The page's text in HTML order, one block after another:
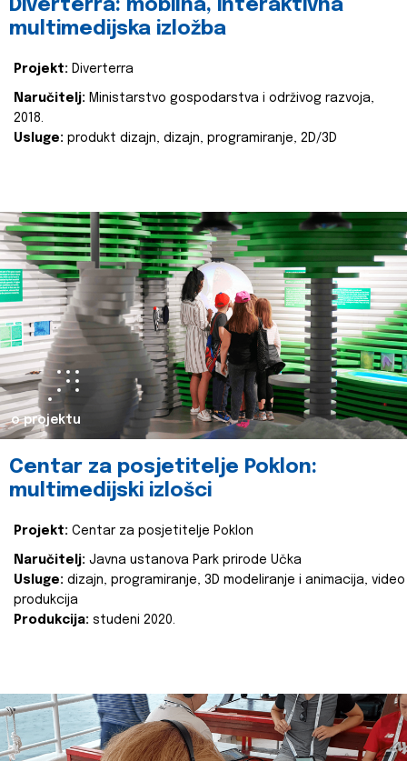
Diverterra: mobilna, interaktivna
multimedijska izložba
Projekt: Diverterra
Naručitelj: Ministarstvo gospodarstva i održivog razvoja,
2018.
Usluge: produkt dizajn, dizajn, programiranje, 2D/3D
o projektu
Centar za posjetitelje Poklon:
multimedijski izlošci
Projekt: Centar za posjetitelje Poklon
Naručitelj: Javna ustanova Park prirode Učka
Usluge: dizajn, programiranje, 3D modeliranje i animacija, video
produkcija
Produkcija: studeni 2020.